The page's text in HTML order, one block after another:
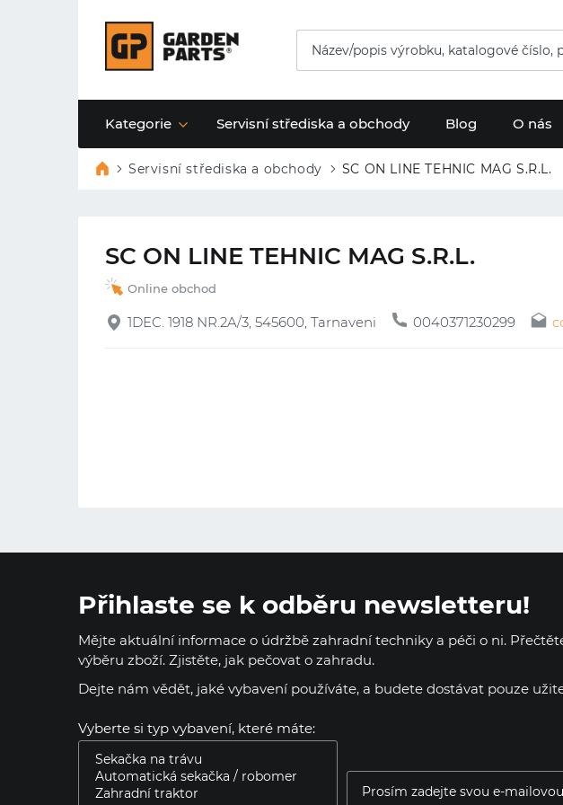
Kategorie Servisní střediska a obchody Blog O nás
Servisní střediska a obchody SC ON LINE TEHNIC MAG S.R.L.
SC ON LINE TEHNIC MAG S.R.L.
Online obchod
1DEC. 1918 NR.2A/3, 545600, Tarnaveni 0040371230299
Přihlaste se k odběru newsletteru!
Mějte aktuální informace o údržbě zahradní techniky a péči o ni.
výběru zboží. Zjistěte, jak pečovat o zahradu.
Dejte nám vědět, jaké vybavení používáte, a budete dostávat pouze
Vyberte si typ vybavení, které máte: